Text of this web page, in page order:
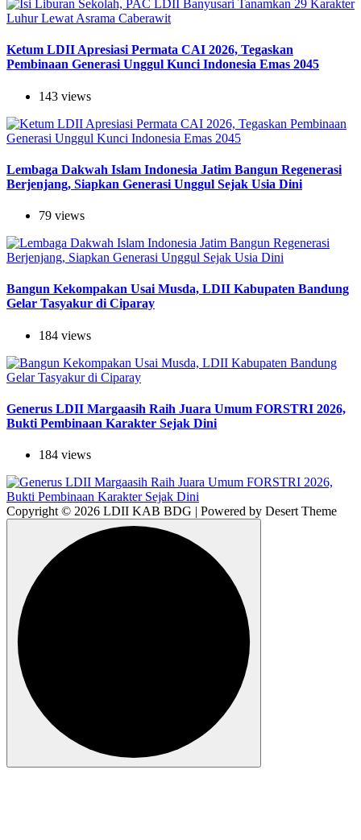
Ketum LDII Apresiasi Permata CAI 2026, Tegaskan
Pembinaan Generasi Unggul Kunci Indonesia Emas 2045
143 views
Lembaga Dakwah Islam Indonesia Jatim Bangun Regenerasi
Berjenjang, Siapkan Generasi Unggul Sejak Usia Dini
79 views
Bangun Kekompakan Usai Musda, LDII Kabupaten Bandung
Gelar Tasyakur di Ciparay
184 views
Generus LDII Margaasih Raih Juara Umum FORSTRI 2026,
Bukti Pembinaan Karakter Sejak Dini
184 views
Copyright © 2026 LDII KAB BDG | Powered by Desert Theme